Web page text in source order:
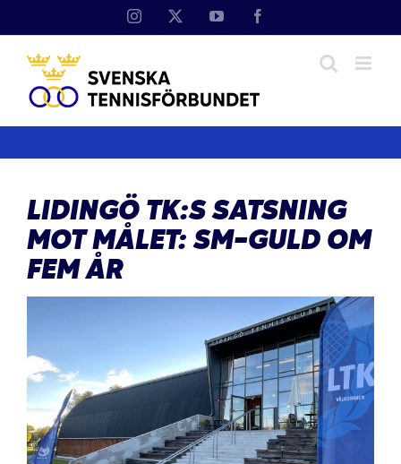
Instagram YouTube
LIDINGÖ TK:S SATSNING
MOT MÅLET: SM-GULD OM
FEM ÅR